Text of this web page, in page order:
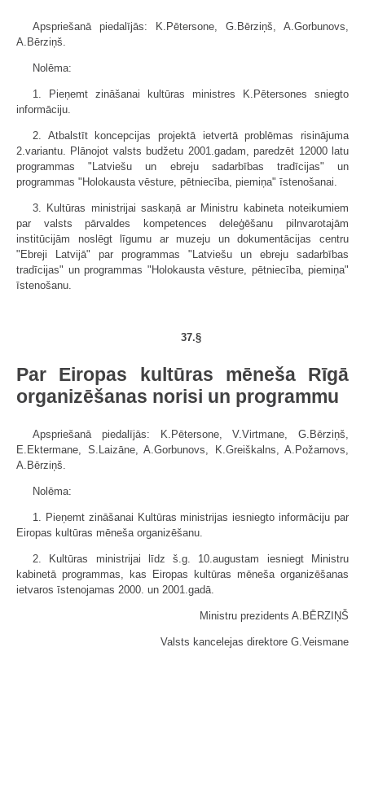
Apspriešanā piedalījās: K.Pētersone, G.Bērziņš, A.Gorbunovs,
A.Bērziņš.
Nolēma:
1. Pieņemt zināšanai kultūras ministres K.Pētersones sniegto
informāciju.
2. Atbalstīt koncepcijas projektā ietvertā problēmas risinājuma
2.variantu. Plānojot valsts budžetu 2001.gadam, paredzēt 12000 latu
programmas "Latviešu un ebreju sadarbības tradīcijas" un
programmas "Holokausta vēsture, pētniecība, piemiņa" īstenošanai.
3. Kultūras ministrijai saskaņā ar Ministru kabineta noteikumiem
par valsts pārvaldes kompetences deleģēšanu pilnvarotajām
institūcijām noslēgt līgumu ar muzeju un dokumentācijas centru
"Ebreji Latvijā" par programmas "Latviešu un ebreju sadarbības
tradīcijas" un programmas "Holokausta vēsture, pētniecība, piemiņa"
īstenošanu.
37.§
Par Eiropas kultūras mēneša Rīgā
organizēšanas norisi un programmu
Apspriešanā piedalījās: K.Pētersone, V.Virtmane, G.Bērziņš,
E.Ektermane, S.Laizāne, A.Gorbunovs, K.Greiškalns, A.Požarnovs,
A.Bērziņš.
Nolēma:
1. Pieņemt zināšanai Kultūras ministrijas iesniegto informāciju par
Eiropas kultūras mēneša organizēšanu.
2. Kultūras ministrijai līdz š.g. 10.augustam iesniegt Ministru
kabinetā programmas, kas Eiropas kultūras mēneša organizēšanas
ietvaros īstenojamas 2000. un 2001.gadā.
Ministru prezidents A.BĒRZIŅŠ
Valsts kancelejas direktore G.Veismane